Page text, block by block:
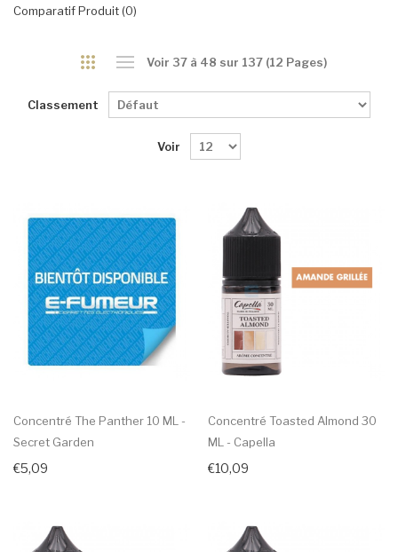
Comparatif Produit (0)
Voir 37 à 48 sur 137 (12 Pages)
Classement
Voir
Concentré The Panther 10 ML -
Secret Garden
€5,09
Concentré Toasted Almond 30
ML - Capella
€10,09